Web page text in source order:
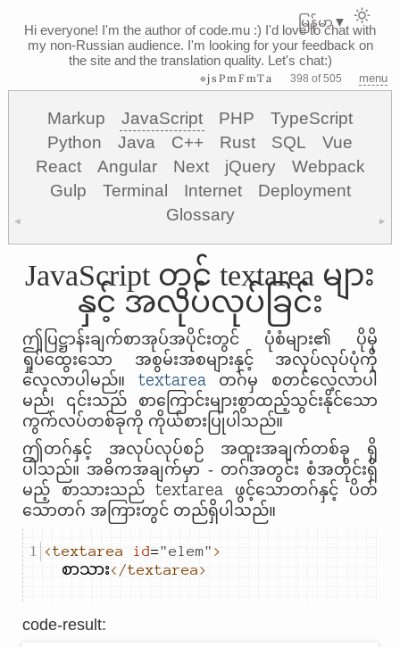
Hi everyone! I'm the author of code.mu :) I'd love to chat with
my non-Russian audience. I'm looking for your feedback on
the site and the translation quality. Let's chat:)
⊗jsPmFmTa 398 of 505 menu
Markup JavaScript PHP
TypeScript
Python
Java C++ Rust SQL
Vue
React
Angular Next jQuery
Webpack
Gulp
Terminal Internet
Deployment
Glossary
◀ ▶
JavaScript တွင် textarea များ
နှင့် အလုပ်လုပ်ခြင်း
ဤပြဋ္ဌာန်းချက်စာအုပ်အပိုင်းတွင် ပုံစံများ၏ ပိုမို
ရှုပ်ထွေးသော အစွမ်းအစများနှင့် အလုပ်လုပ်ပုံကို
လေ့လာပါမည်။ textareaတဂ်မှ စတင်လေ့လာပါ
မည်၊ ၎င်းသည် စာကြောင်းများစွာထည့်သွင်းနိုင်သော
ကွက်လပ်တစ်ခုကို ကိုယ်စားပြုပါသည်။
ဤတဂ်နှင့် အလုပ်လုပ်စဉ် အထူးအချက်တစ်ခု ရှိ
ပါသည်။ အဓိကအချက်မှာ - တဂ်အတွင်း စံအတိုင်းရှိ
မည့် စာသားသည် textarea ဖွင့်သောတဂ်နှင့် ပိတ်
သောတဂ် အကြားတွင် တည်ရှိပါသည်။
<textarea id="elem" >
စာသား</textarea>
code-result:
မြန်မာ▼